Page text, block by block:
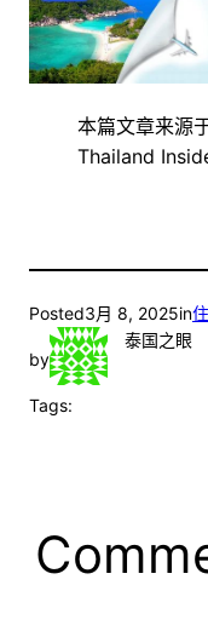
本篇文章来源
Thailand
Posted3月 8, 2025in住
by
泰国之眼
Tags: